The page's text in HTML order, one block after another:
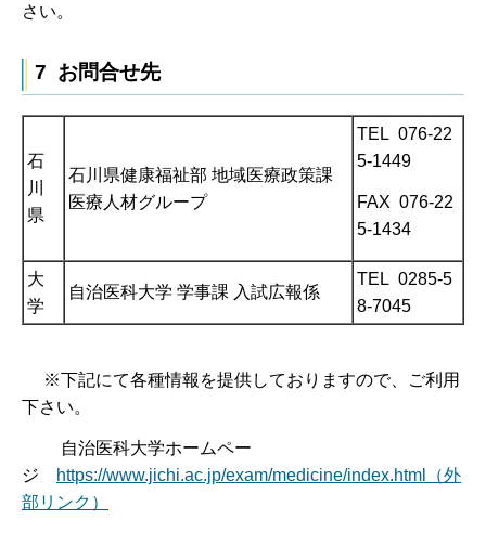
さい。
7 お問合せ先
石
川
県
石川県健康福祉部 地域医療政策課
医療人材グループ
TEL 076-22
5-1449
FAX 076-22
5-1434
大
学
自治医科大学 学事課 入試広報係
TEL 0285-5
8-7045
※下記にて各種情報を提供しておりますので、ご利用
下さい。
自治医科大学ホームペー
ジ
https://www.jichi.ac.jp/exam/medicine/index.html（外
部リンク）